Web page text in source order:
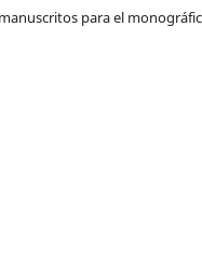
para el